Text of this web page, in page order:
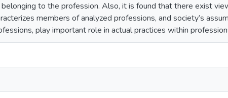
to the profession. Also, it is found that there exist
members of analyzed professions, and society’s
play important role in actual practices within